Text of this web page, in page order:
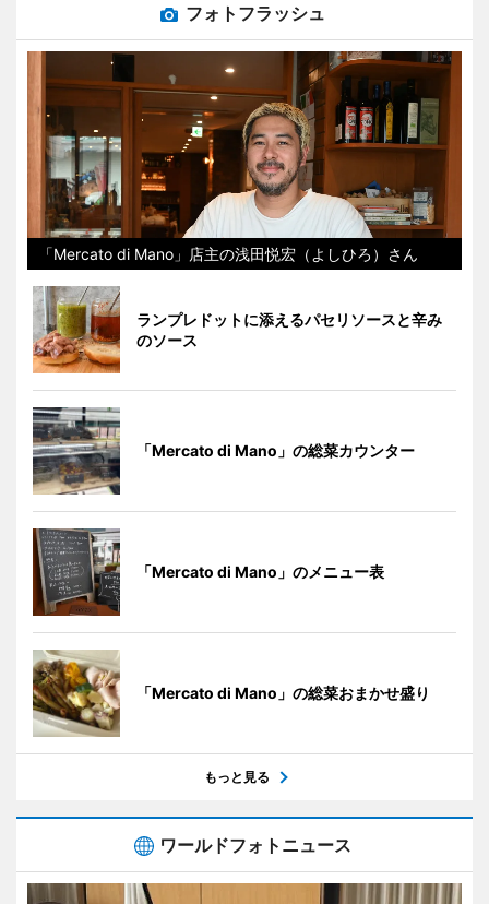
フォトフラッシュ
「Mercato di Mano」店主の浅田悦宏（よしひろ）さん
ランプレドットに添えるパセリソースと辛み
のソース
「Mercato di Mano」の総菜カウンター
「Mercato di Mano」のメニュー表
「Mercato di Mano」の総菜おまかせ盛り
もっと見る
ワールドフォトニュース